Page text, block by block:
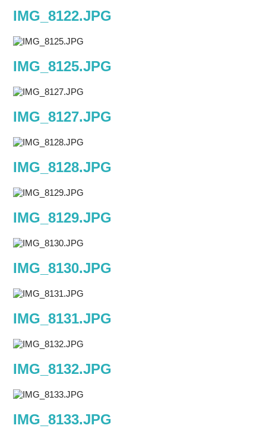
IMG_8122.JPG
IMG_8125.JPG
IMG_8127.JPG
IMG_8128.JPG
IMG_8129.JPG
IMG_8130.JPG
IMG_8131.JPG
IMG_8132.JPG
IMG_8133.JPG